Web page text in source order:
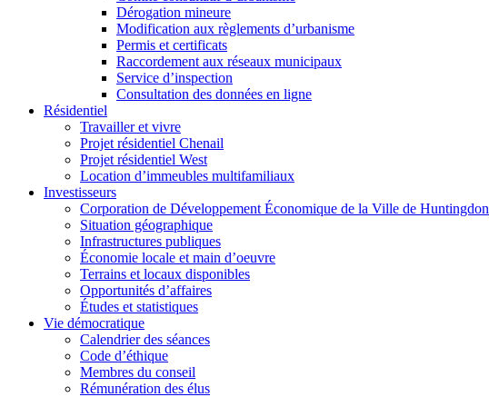
Dérogation mineure
Modification aux règlements d’urbanisme
Permis et certificats
Raccordement aux réseaux municipaux
Service d’inspection
Consultation des données en ligne
Résidentiel
Travailler et vivre
Projet résidentiel Chenail
Projet résidentiel West
Location d’immeubles multifamiliaux
Investisseurs
Corporation de Développement Économique de la Ville de Huntingdon
Situation géographique
Infrastructures publiques
Économie locale et main d’oeuvre
Terrains et locaux disponibles
Opportunités d’affaires
Études et statistiques
Vie démocratique
Calendrier des séances
Code d’éthique
Membres du conseil
Rémunération des élus